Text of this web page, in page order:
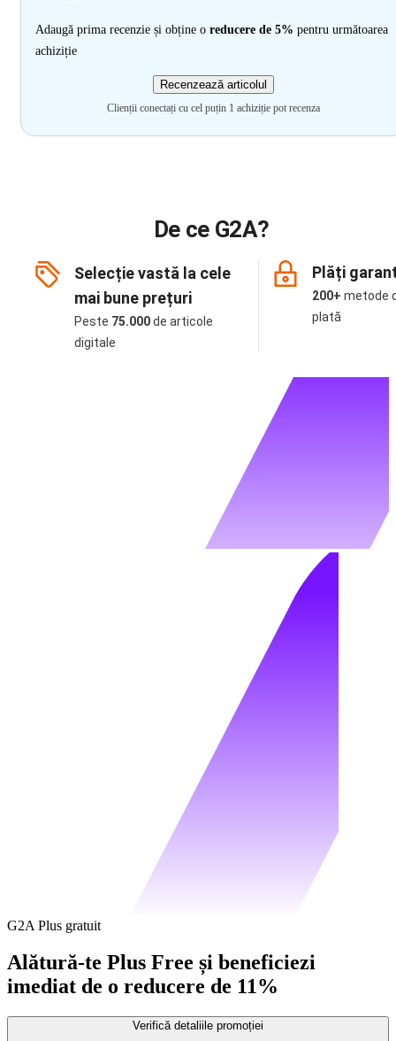
Adaugă prima recenzie și obține o reducere de 5% pentru următoarea
achiziție
Recenzează articolul
Clienții conectați cu cel puțin 1 achiziție pot recenza
De ce G2A?
Selecție vastă la cele
mai bune prețuri
Peste 75.000de articole
digitale
Plăți
200+ metode
plată
G2A Plus gratuit
Alătură-te Plus Free și beneficiezi
imediat de o reducere de 11%
Verifică detaliile promoției